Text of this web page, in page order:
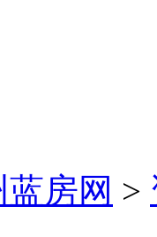
房网 >